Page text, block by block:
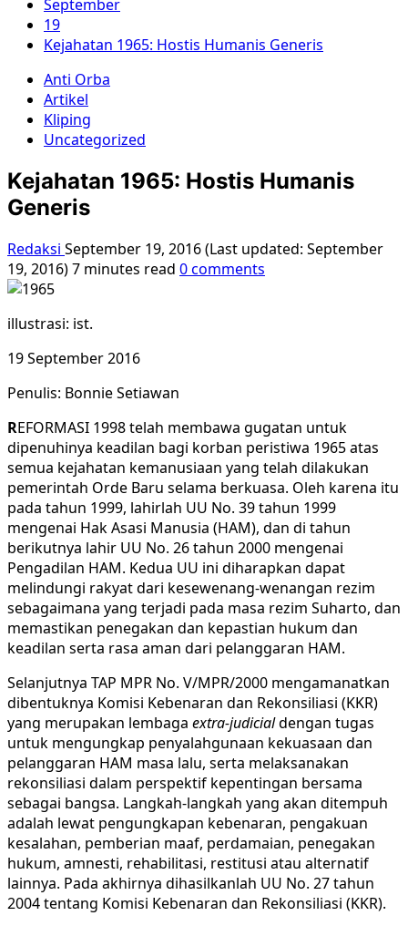
September
19
Kejahatan 1965: Hostis Humanis Generis
Anti Orba
Artikel
Kliping
Uncategorized
Kejahatan 1965: Hostis Humanis
Generis
Redaksi September 19, 2016 (Last updated: September
19, 2016)7 minutes read 0 comments
illustrasi: ist.
19 September 2016
Penulis: Bonnie Setiawan
REFORMASI 1998 telah membawa gugatan untuk
dipenuhinya keadilan bagi korban peristiwa 1965 atas
semua kejahatan kemanusiaan yang telah dilakukan
pemerintah Orde Baru selama berkuasa. Oleh karena itu
pada tahun 1999, lahirlah UU No. 39 tahun 1999
mengenai Hak Asasi Manusia (HAM), dan di tahun
berikutnya lahir UU No. 26 tahun 2000 mengenai
Pengadilan HAM. Kedua UU ini diharapkan dapat
melindungi rakyat dari kesewenang-wenangan rezim
sebagaimana yang terjadi pada masa rezim Suharto, dan
memastikan penegakan dan kepastian hukum dan
keadilan serta rasa aman dari pelanggaran HAM.
Selanjutnya TAP MPR No. V/MPR/2000 mengamanatkan
dibentuknya Komisi Kebenaran dan Rekonsiliasi (KKR)
yang merupakan lembaga extra-judicialdengan tugas
untuk mengungkap penyalahgunaan kekuasaan dan
pelanggaran HAM masa lalu, serta melaksanakan
rekonsiliasi dalam perspektif kepentingan bersama
sebagai bangsa. Langkah-langkah yang akan ditempuh
adalah lewat pengungkapan kebenaran, pengakuan
kesalahan, pemberian maaf, perdamaian, penegakan
hukum, amnesti, rehabilitasi, restitusi atau alternatif
lainnya. Pada akhirnya dihasilkanlah UU No. 27 tahun
2004 tentang Komisi Kebenaran dan Rekonsiliasi (KKR).